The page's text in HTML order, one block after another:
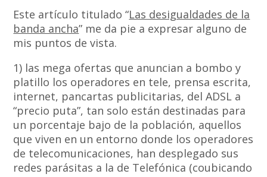
Este artículo titulado “Las desigualdades de la
banda ancha” me da pie a expresar alguno de
mis puntos de vista.
1) las mega ofertas que anuncian a bombo y
platillo los operadores en tele, prensa escrita,
internet, pancartas publicitarias, del ADSL a
“precio puta”, tan solo están destinadas para
un porcentaje bajo de la población, aquellos
que viven en un entorno donde los operadores
de telecomunicaciones, han desplegado sus
redes parásitas a la de Telefónica (coubicando